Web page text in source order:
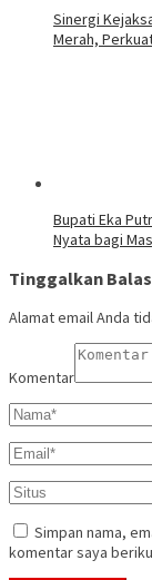
Sinergi
Merah,
Bupati Eka
Nyata bagi
Tinggalkan
Alamat email Anda
Komentar
Simpan nama,
komentar saya